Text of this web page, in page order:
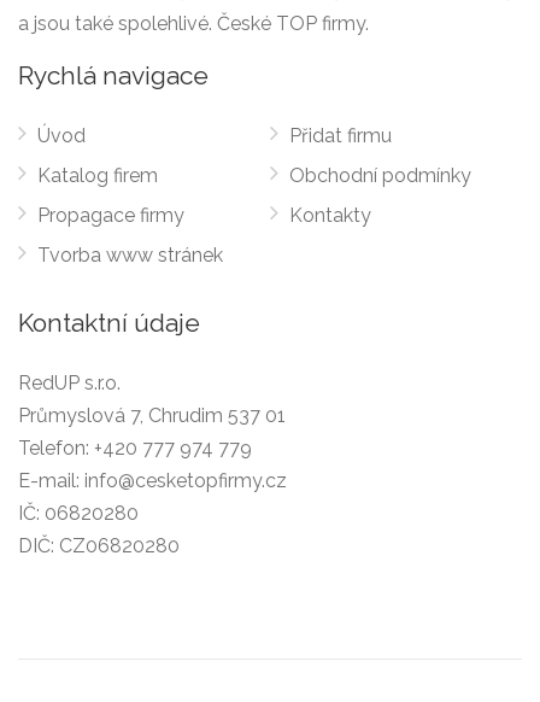
a jsou také spolehlivé. České TOP firmy.
Rychlá navigace
Úvod
Katalog firem
Propagace firmy
Tvorba www stránek
Přidat firmu
Obchodní podmínky
Kontakty
Kontaktní údaje
RedUP s.r.o.
Průmyslová 7, Chrudim 537 01
Telefon: +420 777 974 779
E-mail: info@cesketopfirmy.cz
IČ: 06820280
DIČ: CZ06820280